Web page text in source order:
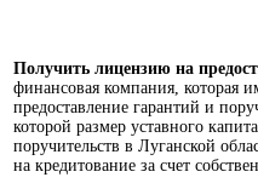
Получить лицензию на
финансовая компания, которая
предоставление гарантий и
которой размер уставного
поручительств в Луганской
на кредитование за счет